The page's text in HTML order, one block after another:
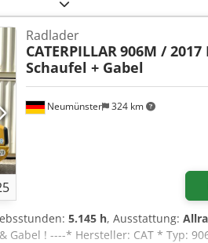
Reifengroße 24.00R35 :
Neumünster 324 km
Radlader
CATERPILLAR906M / 2017
Schaufel + Gabel
5.145 h, Ausstattung:
Gabel ! ----* Hersteller: CAT * Typ: